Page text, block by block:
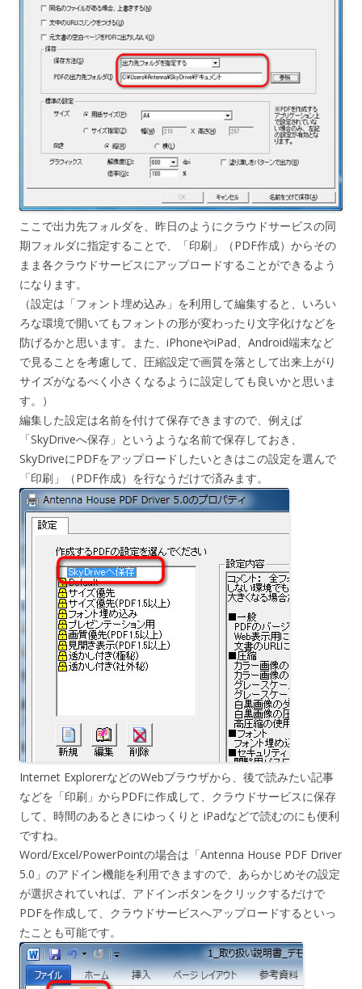
ここで出力先フォルダを、昨日のようにクラウドサービスの同
期フォルダに指定することで、「印刷」（PDF作成）からその
まま各クラウドサービスにアップロードすることができるよう
になります。
（設定は「フォント埋め込み」を利用して編集すると、いろい
ろな環境で開いてもフォントの形が変わったり文字化けなどを
防げるかと思います。また、iPhoneやiPad、Android端末など
で見ることを考慮して、圧縮設定で画質を落として出来上がり
サイズがなるべく小さくなるように設定しても良いかと思いま
す。）
編集した設定は名前を付けて保存できますので、例えば
「SkyDriveへ保存」というような名前で保存しておき、
SkyDriveにPDFをアップロードしたいときはこの設定を選んで
「印刷」（PDF作成）を行なうだけで済みます。
Internet ExplorerなどのWebブラウザから、後で読みたい記事
などを「印刷」からPDFに作成して、クラウドサービスに保存
して、時間のあるときにゆっくりと iPadなどで読むのにも便利
ですね。
Word/Excel/PowerPointの場合は「Antenna House PDF Driver
5.0」のアドイン機能を利用できますので、あらかじめその設定
が選択されていれば、アドインボタンをクリックするだけで
PDFを作成して、クラウドサービスへアップロードするといっ
たことも可能です。